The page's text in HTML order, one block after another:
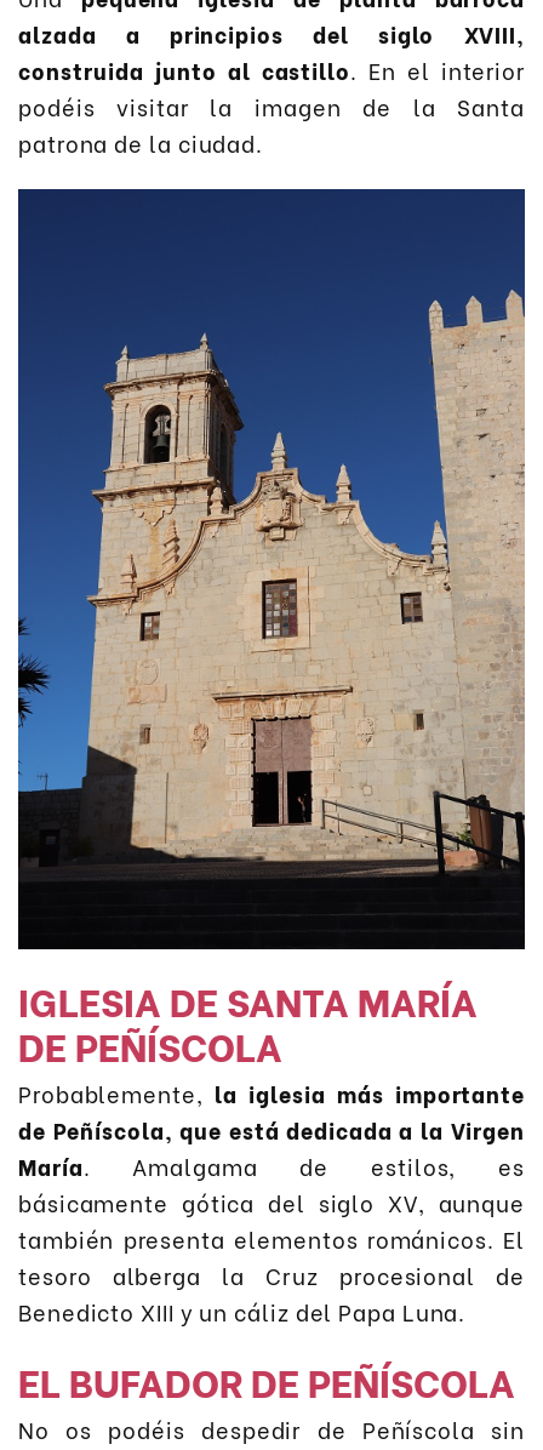
alzada a principios del siglo XVIII,
construida junto al castillo. En el interior
podéis visitar la imagen de la Santa
patrona de la ciudad.
IGLESIA DE SANTA MARÍA
DE PEÑÍSCOLA
Probablemente, la iglesia más importante
de Peñíscola, que está dedicada a la Virgen
María. Amalgama de estilos, es
básicamente gótica del siglo XV, aunque
también presenta elementos románicos. El
tesoro alberga la Cruz procesional de
Benedicto XIII y un cáliz del Papa Luna.
EL BUFADOR DE PEÑÍSCOLA
No os podéis despedir de Peñíscola sin